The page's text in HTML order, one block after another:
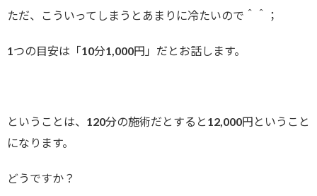
ただ、こういってしまうとあまりに冷たいので＾＾；
1つの目安は「10分1,000円」だとお話します。
ということは、120分の施術だとすると12,000円ということ
になります。
どうですか？